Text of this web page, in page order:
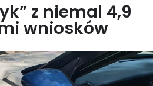
z niemal 4,9
wniosków